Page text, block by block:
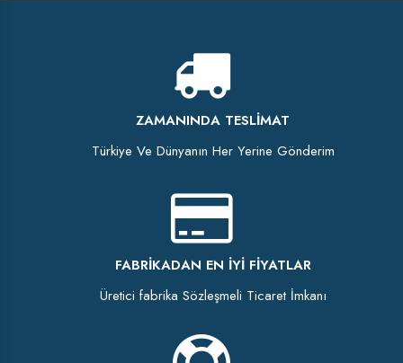
ZAMANINDA TESLIMAT
Türkiye Ve Dünyanın Her Yerine Gönderim
FABRIKADAN EN İYI FIYATLAR
Üretici fabrika Sözleşmeli Ticaret İmkanı